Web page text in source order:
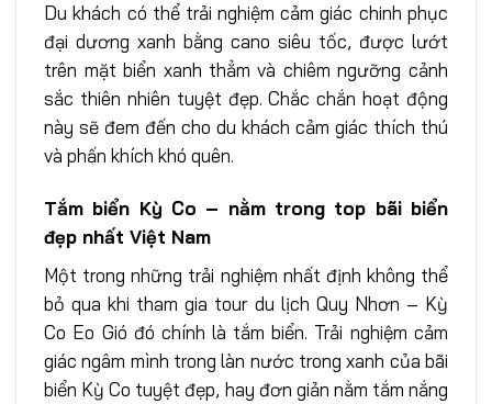
Du khách có thể trải nghiệm cảm giác chinh phục
đại dương xanh bằng cano siêu tốc, được lướt
trên mặt biển xanh thẳm và chiêm ngưỡng cảnh
sắc thiên nhiên tuyệt đẹp. Chắc chắn hoạt động
này sẽ đem đến cho du khách cảm giác thích thú
và phấn khích khó quên.
Tắm biển Kỳ Co – nằm trong top bãi biển
đẹp nhất Việt Nam
Một trong những trải nghiệm nhất định không thể
bỏ qua khi tham gia tour du lịch Quy Nhơn – Kỳ
Co Eo Gió đó chính là tắm biển. Trải nghiệm cảm
giác ngâm mình trong làn nước trong xanh của bãi
biển Kỳ Co tuyệt đẹp, hay đơn giản nằm tắm nắng